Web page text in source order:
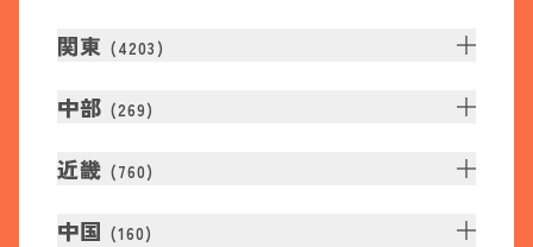
関東 (4203 )
中部 (269)
近畿 (760)
中国 (160)